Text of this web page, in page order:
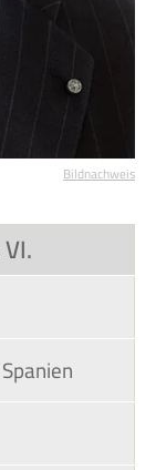
Bildnachweis